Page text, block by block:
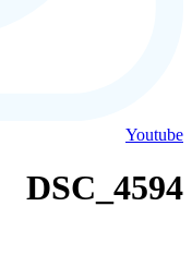
Youtube
DSC_4594